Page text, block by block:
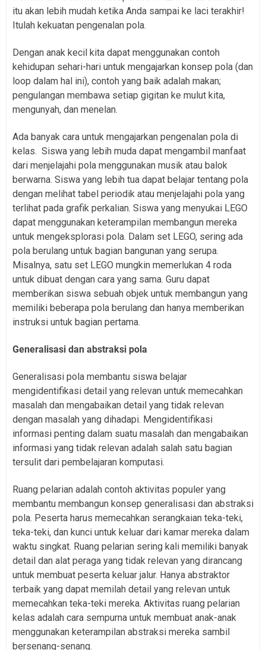
itu akan lebih mudah ketika Anda sampai ke laci terakhir!
Itulah kekuatan pengenalan pola.
Dengan anak kecil kita dapat menggunakan contoh
kehidupan sehari-hari untuk mengajarkan konsep pola (dan
loop dalam hal ini), contoh yang baik adalah makan;
pengulangan membawa setiap gigitan ke mulut kita,
mengunyah, dan menelan.
Ada banyak cara untuk mengajarkan pengenalan pola di
kelas. Siswa yang lebih muda dapat mengambil manfaat
dari menjelajahi pola menggunakan musik atau balok
berwarna. Siswa yang lebih tua dapat belajar tentang pola
dengan melihat tabel periodik atau menjelajahi pola yang
terlihat pada grafik perkalian. Siswa yang menyukai LEGO
dapat menggunakan keterampilan membangun mereka
untuk mengeksplorasi pola. Dalam set LEGO, sering ada
pola berulang untuk bagian bangunan yang serupa.
Misalnya, satu set LEGO mungkin memerlukan 4 roda
untuk dibuat dengan cara yang sama. Guru dapat
memberikan siswa sebuah objek untuk membangun yang
memiliki beberapa pola berulang dan hanya memberikan
instruksi untuk bagian pertama.
Generalisasi dan abstraksi pola
Generalisasi pola membantu siswa belajar
mengidentifikasi detail yang relevan untuk memecahkan
masalah dan mengabaikan detail yang tidak relevan
dengan masalah yang dihadapi. Mengidentifikasi
informasi penting dalam suatu masalah dan mengabaikan
informasi yang tidak relevan adalah salah satu bagian
tersulit dari pembelajaran komputasi.
Ruang pelarian adalah contoh aktivitas populer yang
membantu membangun konsep generalisasi dan abstraksi
pola. Peserta harus memecahkan serangkaian teka-teki,
teka-teki, dan kunci untuk keluar dari kamar mereka dalam
waktu singkat. Ruang pelarian sering kali memiliki banyak
detail dan alat peraga yang tidak relevan yang dirancang
untuk membuat peserta keluar jalur. Hanya abstraktor
terbaik yang dapat memilah detail yang relevan untuk
memecahkan teka-teki mereka. Aktivitas ruang pelarian
kelas adalah cara sempurna untuk membuat anak-anak
menggunakan keterampilan abstraksi mereka sambil
bersenang-senang.